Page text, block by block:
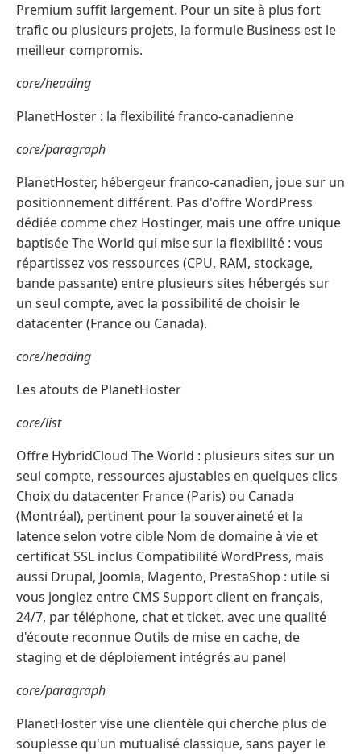
Premium suffit largement. Pour un site à plus fort
trafic ou plusieurs projets, la formule Business est le
meilleur compromis.
core/heading
PlanetHoster : la flexibilité franco-canadienne
core/paragraph
PlanetHoster, hébergeur franco-canadien, joue sur un
positionnement différent. Pas d'offre WordPress
dédiée comme chez Hostinger, mais une offre unique
baptisée The World qui mise sur la flexibilité : vous
répartissez vos ressources (CPU, RAM, stockage,
bande passante) entre plusieurs sites hébergés sur
un seul compte, avec la possibilité de choisir le
datacenter (France ou Canada).
core/heading
Les atouts de PlanetHoster
core/list
Offre HybridCloud The World : plusieurs sites sur un
seul compte, ressources ajustables en quelques clics
Choix du datacenter France (Paris) ou Canada
(Montréal), pertinent pour la souveraineté et la
latence selon votre cible Nom de domaine à vie et
certificat SSL inclus Compatibilité WordPress, mais
aussi Drupal, Joomla, Magento, PrestaShop : utile si
vous jonglez entre CMS Support client en français,
24/7, par téléphone, chat et ticket, avec une qualité
d'écoute reconnue Outils de mise en cache, de
staging et de déploiement intégrés au panel
core/paragraph
PlanetHoster vise une clientèle qui cherche plus de
souplesse qu'un mutualisé classique, sans payer le